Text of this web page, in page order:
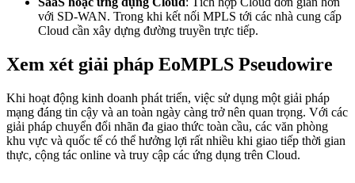
với SD-WAN. Trong khi kết nối MPLS tới các nhà cung cấp
Cloud cần xây dựng đường truyền trực tiếp.
Xem xét giải pháp EoMPLS Pseudowire
Khi hoạt động kinh doanh phát triển, việc sử dụng một giải pháp
mạng đáng tin cậy và an toàn ngày càng trở nên quan trọng. Với các
giải pháp chuyển đổi nhãn đa giao thức toàn cầu, các văn phòng
khu vực và quốc tế có thể hưởng lợi rất nhiều khi giao tiếp thời gian
thực, cộng tác online và truy cập các ứng dụng trên Cloud.